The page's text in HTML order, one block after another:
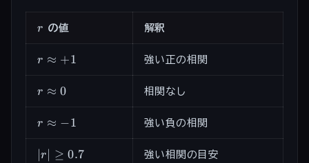
\cdot \sum_{i=1}^n
(y_i-\bar{y})^2}}
r
r の値 解釈
r
+1
r ≈ +1 強い正の相関
r
0
r ≈ 0 相関なし
r
-1
r ≈ −1 強い負の相関
\lvert
∣r ≥ 0.7 強い相関の目安